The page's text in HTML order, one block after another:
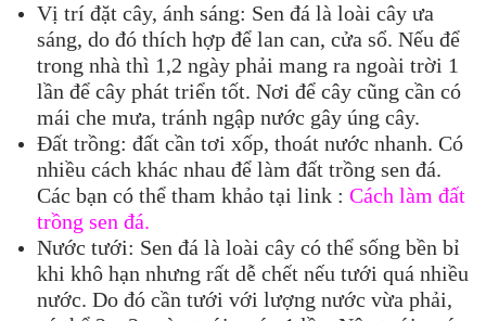
Vị trí đặt cây, ánh sáng: Sen đá là loài cây ưa
sáng, do đó thích hợp để lan can, cửa sổ. Nếu để
trong nhà thì 1,2 ngày phải mang ra ngoài trời 1
lần để cây phát triển tốt. Nơi để cây cũng cần có
mái che mưa, tránh ngập nước gây úng cây.
Đất trồng: đất cần tơi xốp, thoát nước nhanh. Có
nhiều cách khác nhau để làm đất trồng sen đá.
Các bạn có thể tham khảo tại link : Cách làm đất
trồng sen đá.
Nước tưới: Sen đá là loài cây có thể sống bền bỉ
khi khô hạn nhưng rất dễ chết nếu tưới quá nhiều
nước. Do đó cần tưới với lượng nước vừa phải,